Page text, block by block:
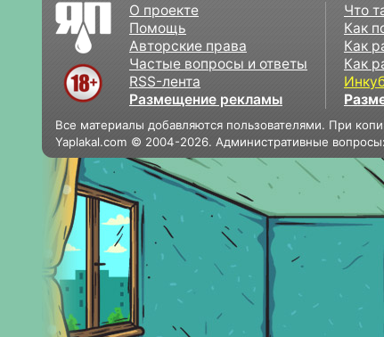
О проекте
Помощь
Авторские права
Частые вопросы и ответы
RSS-лента
Размещение рекламы
Что
Как
Как
Как
Все материалы добавляются пользователями. При
Yaplakal.com © 2004-2026. Административные вопросы: